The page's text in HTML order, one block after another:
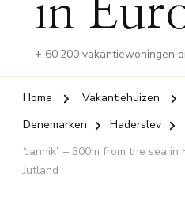
in
+ 60,200 vakantiewoningen
Home Vakantiehuizen
Denemarken
Haderslev
“Jannik” – 300m from the sea
Jutland